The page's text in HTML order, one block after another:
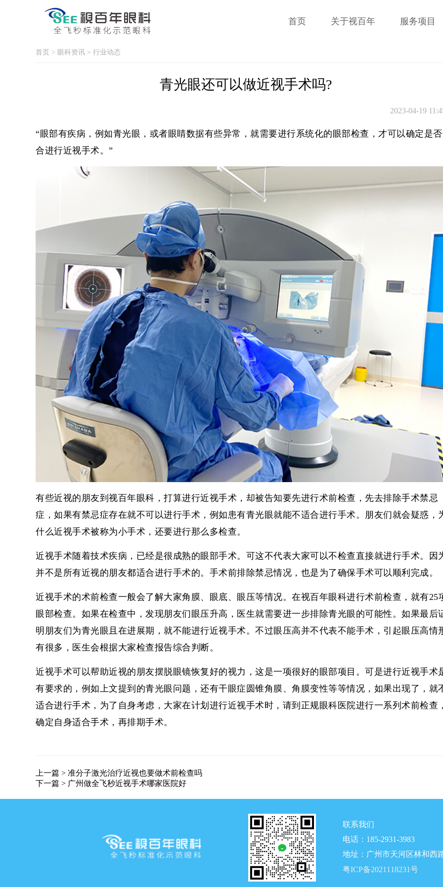
首页 关于视百年 服务项目
首页 > 眼科资讯 > 行业动态
青光眼还可以做近视手术吗?
2023-04-19
“眼部有疾病，例如青光眼，或者眼睛数据有些异常，就需要进行系统化的眼部检查，才可以确定是
合进行近视手术。”
有些近视的朋友到 视百年眼科 ，打算进行近视手术，却被告知要先进行术前检查，先去排除手术禁忌
症，如果有禁忌症存在就不可以进行手术，例如患有青光眼就能不适合进行手术。朋友们就会疑惑，
什么近视手术被称为小手术，还要进行那么多检查。
近视手术随着技术疾病，已经是很成熟的眼部手术。可这不代表大家可以不检查直接就进行手术。因
并不是所有近视的朋友都适合进行手术的。手术前排除禁忌情况，也是为了确保手术可以顺利完成。
近视手术的术前检查一般会了解大家角膜、眼底、眼压等情况。在视百年眼科进行术前检查，就有25
眼部检查。如果在检查中，发现朋友们眼压升高，医生就需要进一步排除青光眼的可能性。如果最后
明朋友们为青光眼且在进展期，就不能进行近视手术。不过眼压高并不代表不能手术，引起眼压高情
有很多，医生会根据大家检查报告综合判断。
近视手术可以帮助近视的朋友摆脱眼镜恢复好的视力，这是一项很好的眼部项目。可是进行近视手术
有要求的，例如上文提到的青光眼问题，还有干眼症圆锥角膜、角膜变性等等情况，如果出现了，就
适合进行手术，为了自身考虑，大家在计划进行近视手术时，请到正规眼科医院进行一系列术前检查
确定自身适合手术，再排期手术。
上一篇 > 准分子激光治疗近视也要做术前检查吗
下一篇 > 广州做全飞秒近视手术哪家医院好
联系我们
电话：185-2931-3983
地址：广州市天河区林和西
粤ICP备2021118231号